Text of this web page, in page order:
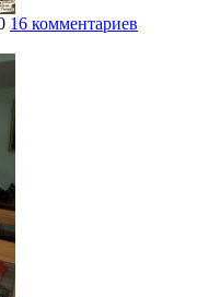
16 комментариев